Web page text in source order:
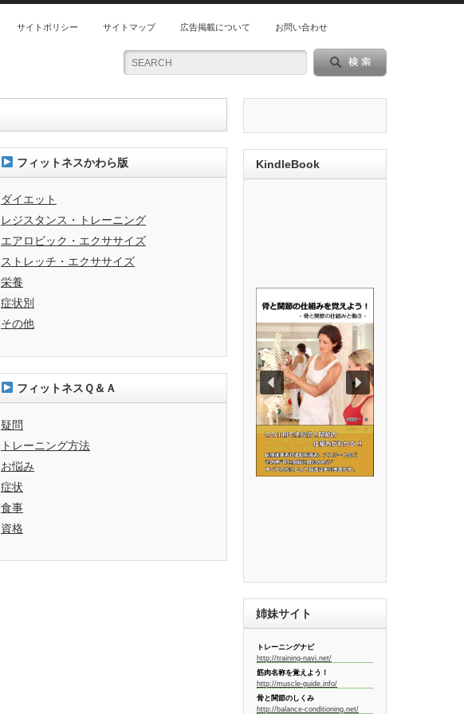
サイトポリシー サイトマップ 広告掲載について お問い合わせ
フィットネスかわら版
ダイエット
レジスタンス・トレーニング
エアロビック・エクササイズ
ストレッチ・エクササイズ
栄養
症状別
その他
フィットネスＱ＆Ａ
疑問
トレーニング方法
お悩み
症状
食事
資格
KindleBook
姉妹サイト
トレーニングナビ
http://training-navi.net/
筋肉名称を覚えよう！
http://muscle-guide.info/
骨と関節のしくみ
http://balance-conditioning.net/